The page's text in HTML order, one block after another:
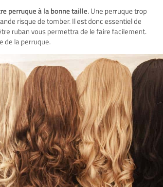
perruque à la bonne taille. Une perruque trop
risque de tomber. Il est donc essentiel de
ruban vous permettra de le faire facilement.
de la perruque.